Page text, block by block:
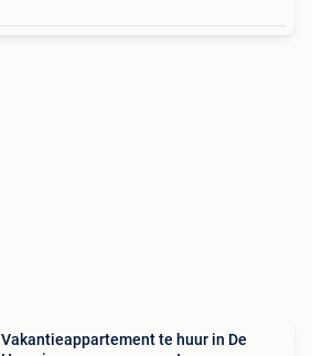
Vakantieappartement te huur in De